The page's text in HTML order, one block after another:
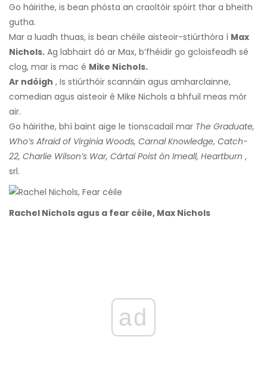
Go háirithe, is bean phósta an craoltóir spóirt thar a bheith
gutha.
Mar a luadh thuas, is bean chéile aisteoir-stiúrthóra í Max
Nichols. Ag labhairt dó ar Max, b’fhéidir go gcloisfeadh sé
clog, mar is mac é Mike Nichols.
Ar ndóigh , Is stiúrthóir scannáin agus amharclainne,
comedian agus aisteoir é Mike Nichols a bhfuil meas mór
air.
Go háirithe, bhí baint aige le tionscadail mar The Graduate,
Who’s Afraid of Virginia Woods, Carnal Knowledge, Catch-
22, Charlie Wilson’s War, Cártaí Poist ón Imeall, Heartburn ,
srl.
Rachel Nichols agus a fear céile, Max Nichols
ad